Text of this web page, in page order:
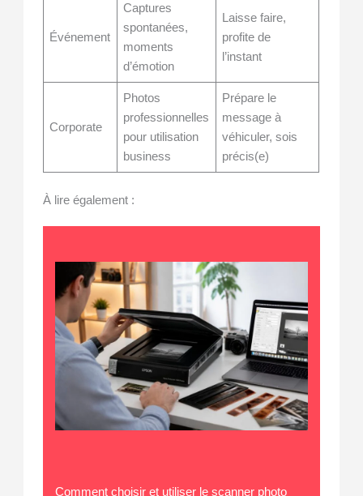
Événement
Captures
spontanées,
moments
d’émotion
Laisse faire,
profite de
l’instant
Corporate
Photos
professionnelles
pour utilisation
business
Prépare le
message à
véhiculer, sois
précis(e)
À lire également :
Comment choisir et utiliser le scanner photo